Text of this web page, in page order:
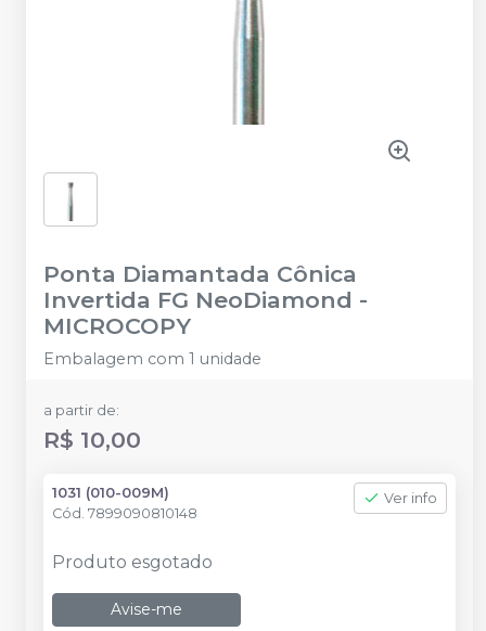
Ponta Diamantada Cônica
Invertida FG NeoDiamond -
MICROCOPY
Embalagem com 1 unidade
a partir de:
R$ 10,00
1031 (010-009M)
Cód. 7899090810148
Ver info
Produto esgotado
Avise-me